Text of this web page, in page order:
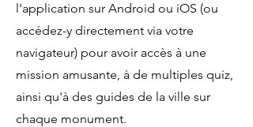
l'application sur Android ou iOS (ou
accédez-y directement via votre
navigateur) pour avoir accès à une
mission amusante, à de multiples quiz,
ainsi qu'à des guides de la ville sur
chaque monument.